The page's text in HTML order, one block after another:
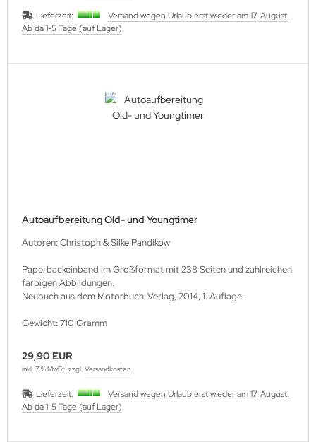
Lieferzeit:
Versand wegen Urlaub erst wieder am 17. August.
Ab da 1-5 Tage (auf Lager)
Autoaufbereitung Old- und Youngtimer
Autoren: Christoph & Silke Pandikow
Paperbackeinband im Großformat mit 238 Seiten und zahlreichen
farbigen Abbildungen.
Neubuch aus dem Motorbuch-Verlag, 2014, 1. Auflage.
Gewicht: 710 Gramm
29,90 EUR
inkl. 7 % MwSt. zzgl. Versandkosten
Lieferzeit:
Versand wegen Urlaub erst wieder am 17. August.
Ab da 1-5 Tage (auf Lager)